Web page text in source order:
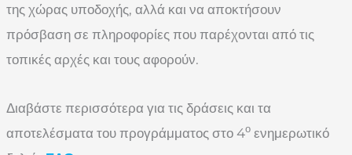
της χώρας υποδοχής, αλλά και να αποκτήσουν
πρόσβαση σε πληροφορίες που παρέχονται από τις
τοπικές αρχές και τους αφορούν.
Διαβάστε περισσότερα για τις δράσεις και τα
αποτελέσματα του προγράμματος στο 4ο ενημερωτικό